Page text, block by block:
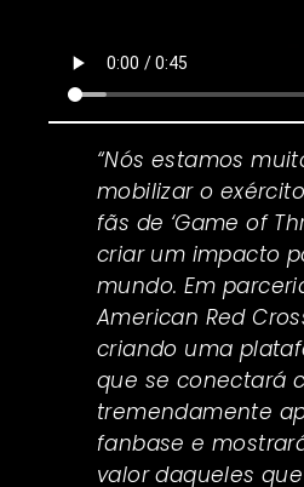
“Nós estamos
mobilizar o
fãs de ‘Game of
criar um impacto
mundo. Em
American Red
criando uma
que se conectará
tremendamente
fanbase e
valor daqueles